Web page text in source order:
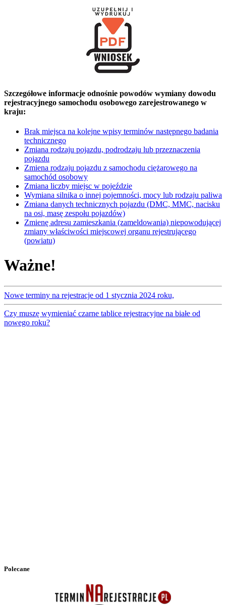
Szczegółowe informacje odnośnie powodów wymiany dowodu
rejestracyjnego samochodu osobowego zarejestrowanego w
kraju:
Brak miejsca na kolejne wpisy terminów następnego badania
technicznego
Zmiana rodzaju pojazdu, podrodzaju lub przeznaczenia
pojazdu
Zmiena rodzaju pojazdu z samochodu ciężarowego na
samochód osobowy
Zmiana liczby miejsc w pojeździe
Wymiana silnika o innej pojemności, mocy lub rodzaju paliwa
Zmiana danych technicznych pojazdu (DMC, MMC, nacisku
na osi, masę zespołu pojazdów)
Zmienę adresu zamieszkania (zameldowania) niepowodującej
zmiany właściwości miejscowej organu rejestrującego
(powiatu)
Ważne!
Nowe terminy na rejestracje od 1 stycznia 2024 roku,
Czy muszę wymieniać czarne tablice rejestracyjne na białe od
nowego roku?
Polecane